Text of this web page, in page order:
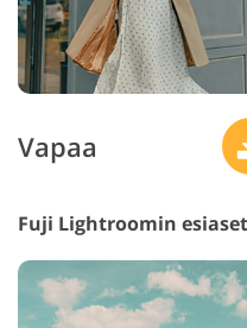
Vapaa
Fuji Lightroomin